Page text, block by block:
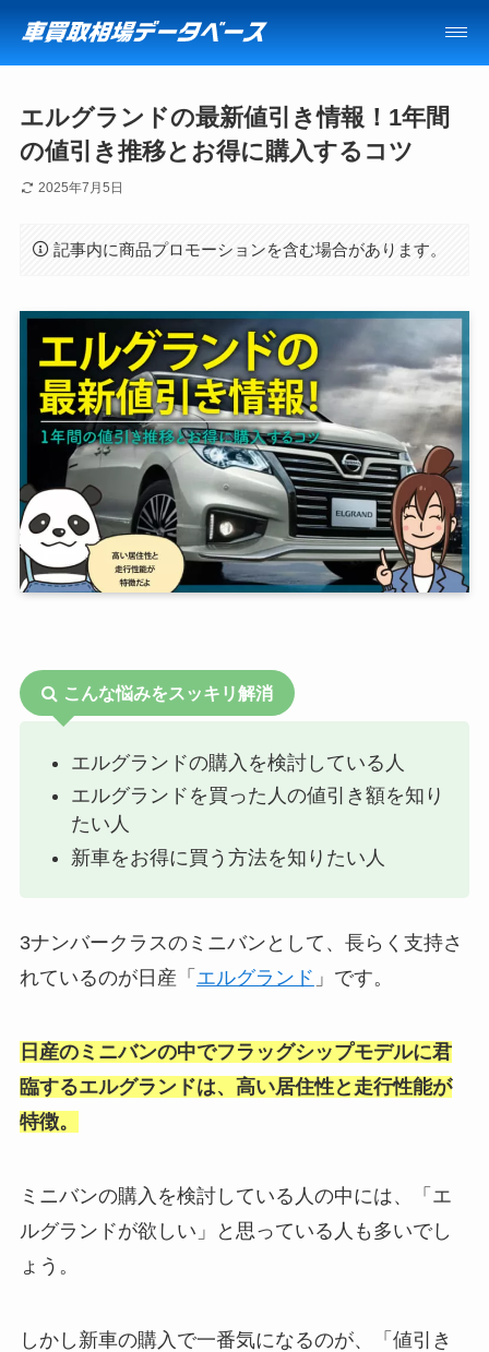
エルグランドの最新値引き情報！1年間
の値引き推移とお得に購入するコツ
2025年7月5日
記事内に商品プロモーションを含む場合があります。
こんな悩みをスッキリ解消
エルグランドの購入を検討している人
エルグランドを買った人の値引き額を知り
たい人
新車をお得に買う方法を知りたい人
3ナンバークラスのミニバンとして、長らく支持さ
れているのが日産「 エルグランド 」です。
日産のミニバンの中でフラッグシップモデルに君
臨するエルグランドは、高い居住性と走行性能が
特徴。
ミニバンの購入を検討している人の中には、「エ
ルグランドが欲しい」と思っている人も多いでし
ょう。
しかし新車の購入で一番気になるのが、「値引き